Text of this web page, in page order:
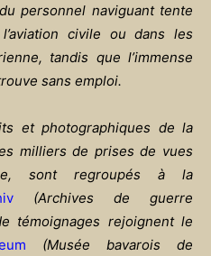
personnel naviguant tente
civile ou dans les
tandis que l’immense
sans emploi.
et photographiques de la
milliers de prises de vues
sont regroupés à la
(Archives de guerre
témoignages rejoignent le
(Musée bavarois de